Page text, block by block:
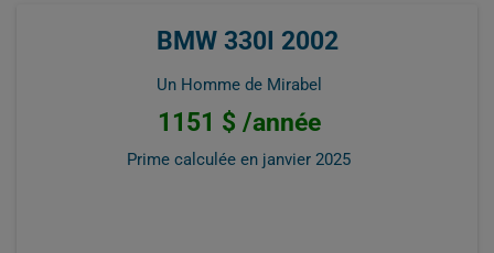
BMW 330I 2002
Un Homme de Mirabel
1151 $ /année
Prime calculée en janvier 2025